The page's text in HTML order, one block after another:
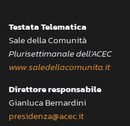
Testata Telematica
Sale della Comunità
Plurisettimanale dell’ACEC
www.saledellacomunita.it
Direttore responsabile
Gianluca Bernardini
presidenza@acec.it